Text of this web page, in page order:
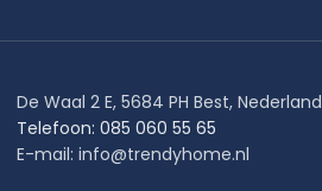
De Waal 2 E, 5684 PH Best, Nederland
Telefoon: 085 060 55 65
E-mail: info@trendyhome.nl